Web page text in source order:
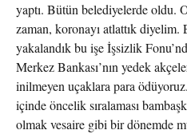
yaptı. Bütün belediyelerde oldu.
zaman, koronayı atlattık
yakalandık bu işe İşsizlik
Merkez Bankası’nın yedek
inilmeyen uçaklara para
içinde öncelik sıralaması
olmak vesaire gibi bir dönemde